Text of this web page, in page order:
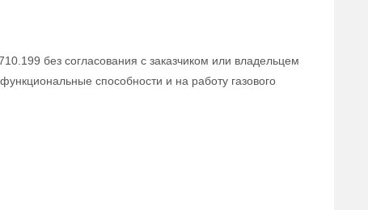
без согласования с заказчиком или владельцем
способности и на работу газового